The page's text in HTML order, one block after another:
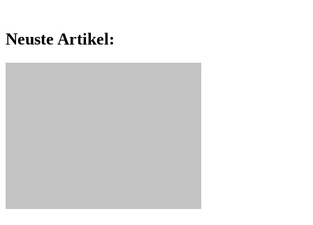
Neuste Artikel: